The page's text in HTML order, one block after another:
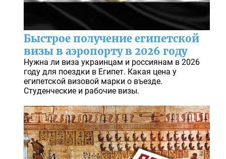
Быстрое получение египетской
визы в аэропорту в 2026 году
Нужна ли виза украинцам и россиянам в 2026
году для поездки в Египет. Какая цена у
египетской визовой марки о въезде.
Студенческие и рабочие визы.